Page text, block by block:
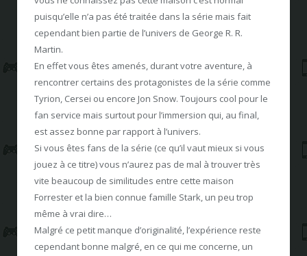
puisqu’elle n’a pas été traitée dans la série mais fait
cependant bien partie de l’univers de George R. R.
Martin.
En effet vous êtes amenés, durant votre aventure, à
rencontrer certains des protagonistes de la série comme
Tyrion, Cersei ou encore Jon Snow. Toujours cool pour le
fan service mais surtout pour l’immersion qui, au final,
est assez bonne par rapport à l’univers.
Si vous êtes fans de la série (ce qu’il vaut mieux si vous
jouez à ce titre) vous n’aurez pas de mal à trouver très
vite beaucoup de similitudes entre cette maison
Forrester et la bien connue famille Stark, un peu trop
même à vrai dire…
Malgré ce petit manque d’originalité, l’expérience reste
cependant bonne malgré, en ce qui me concerne, un